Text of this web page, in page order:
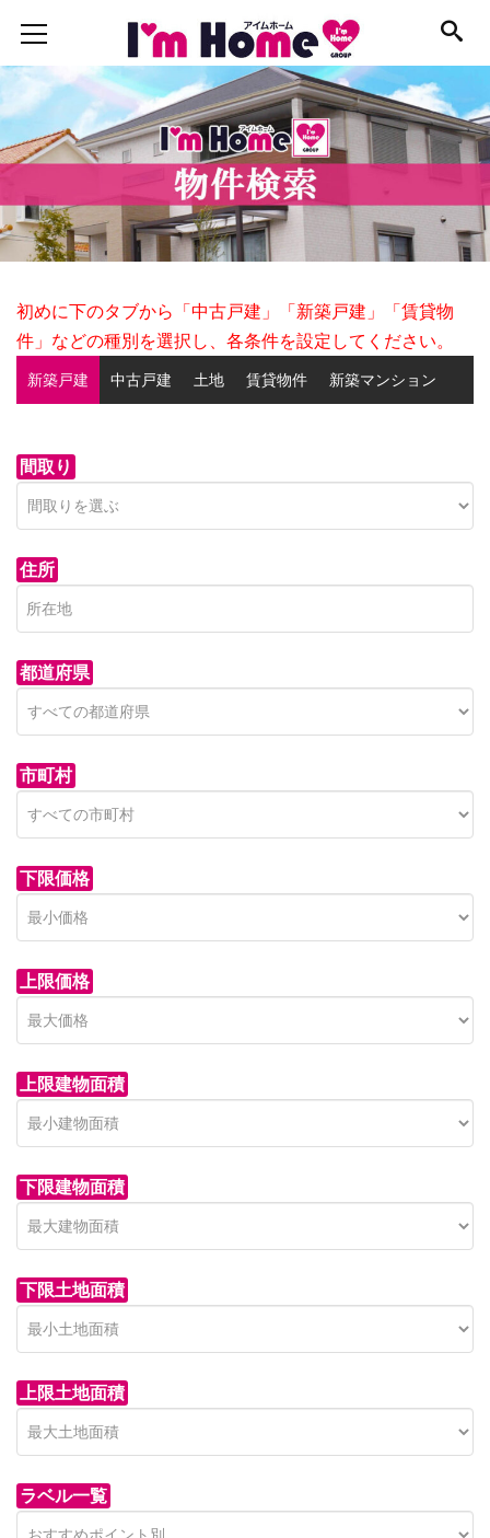
初めに下のタブから 「中古戸建」
「新築戸建」「賃貸物
件」などの種別を選択し、各条件を設定してください。
新築戸建 中古戸建 土地 賃貸物件 新築マンション
間取り
住所
都道府県
市町村
下限価格
上限価格
上限建物面積
下限建物面積
下限土地面積
上限土地面積
ラベル一覧